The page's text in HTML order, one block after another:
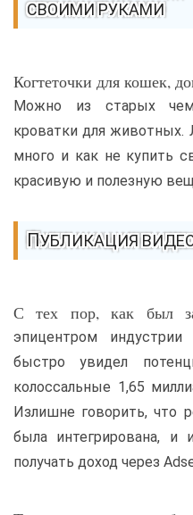
СВОИМИ РУКАМИ
Когтеточки для кошек,
Можно из старых
кроватки для
много и как не купить
красивую и полезную
ПУБЛИКАЦИЯ
С тех пор, как был
эпицентром индустрии
быстро увидел
колоссальные 1,65
Излишне говорить, что
была интегрирована, и
получать доход через